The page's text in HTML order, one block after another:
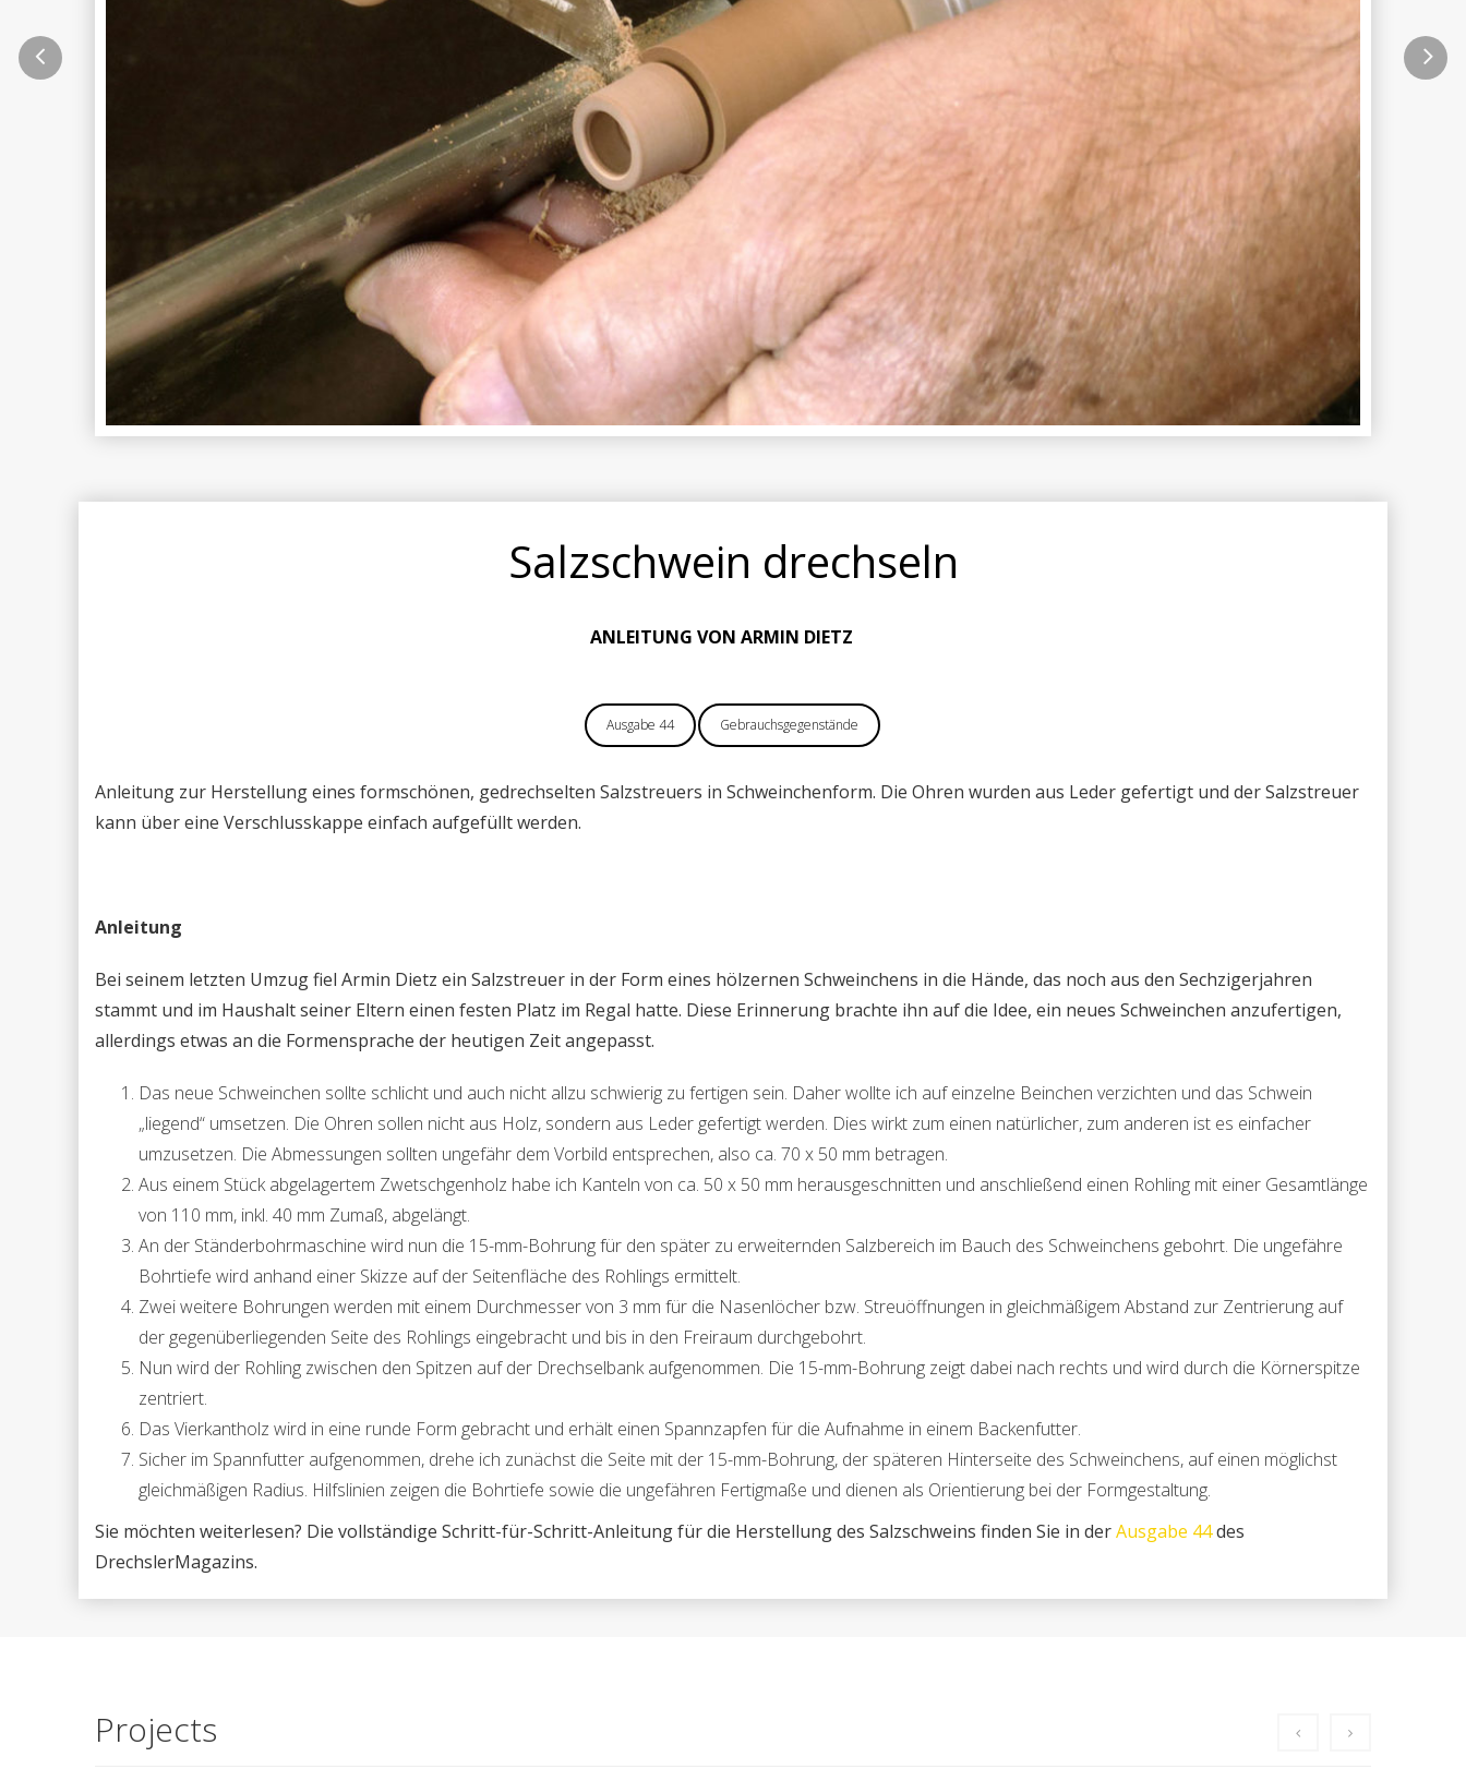
Salzschwein drechseln
ANLEITUNG VON ARMIN DIETZ
Ausgabe 44 Gebrauchsgegenstände
Anleitung zur Herstellung eines formschönen, gedrechselten Salzstreuers in Schweinchenform. Die Ohren wurden aus Leder gefertigt und der Salzstreuer
kann über eine Verschlusskappe einfach aufgefüllt werden.
Anleitung
Bei seinem letzten Umzug fiel Armin Dietz ein Salzstreuer in der Form eines hölzernen Schweinchens in die Hände, das noch aus den Sechzigerjahren
stammt und im Haushalt seiner Eltern einen festen Platz im Regal hatte. Diese Erinnerung brachte ihn auf die Idee, ein neues Schweinchen anzufertigen,
allerdings etwas an die Formensprache der heutigen Zeit angepasst.
Das neue Schweinchen sollte schlicht und auch nicht allzu schwierig zu fertigen sein. Daher wollte ich auf einzelne Beinchen verzichten und das Schwein
„liegend“ umsetzen. Die Ohren sollen nicht aus Holz, sondern aus Leder gefertigt werden. Dies wirkt zum einen natürlicher, zum anderen ist es einfacher
umzusetzen. Die Abmessungen sollten ungefähr dem Vorbild entsprechen, also ca. 70 x 50 mm betragen.
Aus einem Stück abgelagertem Zwetschgenholz habe ich Kanteln von ca. 50 x 50 mm herausgeschnitten und anschließend einen Rohling mit einer Gesamtlänge
von 110 mm, inkl. 40 mm Zumaß, abgelängt.
An der Ständerbohrmaschine wird nun die 15-mm-Bohrung für den später zu erweiternden Salzbereich im Bauch des Schweinchens gebohrt. Die ungefähre
Bohrtiefe wird anhand einer Skizze auf der Seitenfläche des Rohlings ermittelt.
Zwei weitere Bohrungen werden mit einem Durchmesser von 3 mm für die Nasenlöcher bzw. Streuöffnungen in gleichmäßigem Abstand zur Zentrierung auf
der gegenüberliegenden Seite des Rohlings eingebracht und bis in den Freiraum durchgebohrt.
Nun wird der Rohling zwischen den Spitzen auf der Drechselbank aufgenommen. Die 15-mm-Bohrung zeigt dabei nach rechts und wird durch die Körnerspitze
zentriert.
Das Vierkantholz wird in eine runde Form gebracht und erhält einen Spannzapfen für die Aufnahme in einem Backenfutter.
Sicher im Spannfutter aufgenommen, drehe ich zunächst die Seite mit der 15-mm-Bohrung, der späteren Hinterseite des Schweinchens, auf einen möglichst
gleichmäßigen Radius. Hilfslinien zeigen die Bohrtiefe sowie die ungefähren Fertigmaße und dienen als Orientierung bei der Formgestaltung.
Sie möchten weiterlesen? Die vollständige Schritt-für-Schritt-Anleitung für die Herstellung des Salzschweins finden Sie in derAusgabe 44des
DrechslerMagazins.
Projects